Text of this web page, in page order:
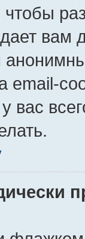
чтобы
вам
email-
вас